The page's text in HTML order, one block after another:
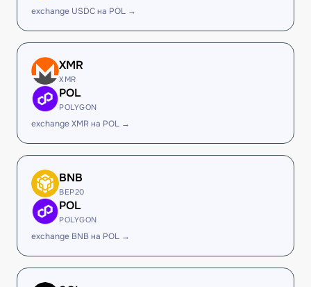
exchange USDC на POL →
XMR
XMR
POL
POLYGON
exchange XMR на POL →
BNB
BEP20
POL
POLYGON
exchange BNB на POL →